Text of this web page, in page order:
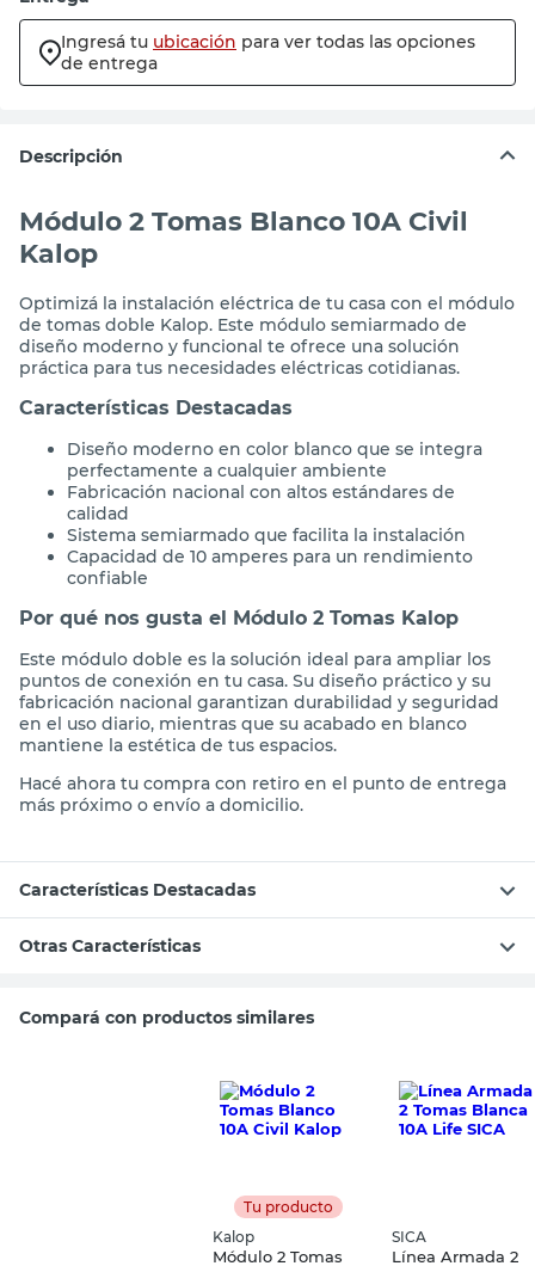
Ingresá tu ubicación para ver todas las opciones
de entrega
Descripción
Módulo 2 Tomas Blanco 10A Civil
Kalop
Optimizá la instalación eléctrica de tu casa con el módulo
de tomas doble Kalop. Este módulo semiarmado de
diseño moderno y funcional te ofrece una solución
práctica para tus necesidades eléctricas cotidianas.
Características Destacadas
Diseño moderno en color blanco que se integra
perfectamente a cualquier ambiente
Fabricación nacional con altos estándares de
calidad
Sistema semiarmado que facilita la instalación
Capacidad de 10 amperes para un rendimiento
confiable
Por qué nos gusta el Módulo 2 Tomas Kalop
Este módulo doble es la solución ideal para ampliar los
puntos de conexión en tu casa. Su diseño práctico y su
fabricación nacional garantizan durabilidad y seguridad
en el uso diario, mientras que su acabado en blanco
mantiene la estética de tus espacios.
Hacé ahora tu compra con retiro en el punto de entrega
más próximo o envío a domicilio.
Características Destacadas
Otras Características
Compará con productos similares
Tu producto
Kalop
Módulo 2 Tomas
SICA
Línea Armada 2